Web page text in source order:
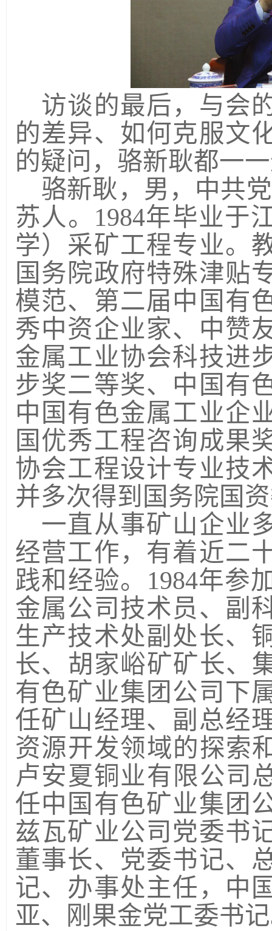
访谈的最后，与会
的差异、如何克服文
的疑问，骆新耿都一
骆新耿，男，中共
苏人。1984年毕业于
学）采矿工程专业。
国务院政府特殊津贴
模范、第二届中国有
秀中资企业家、中赞
金属工业协会科技进
步奖二等奖、中国有
中国有色金属工业企
国优秀工程咨询成果
协会工程设计专业技
并多次得到国务院国
一直从事矿山企业
经营工作，有着近二
践和经验。 1984年参
金属公司技术员、副
生产技术处副处长、
长、胡家峪矿矿长、
有色矿业集团公司下
任矿山经理、副总经
资源开发领域的探索
卢安夏铜业有限公司
任中国有色矿业集团
兹瓦矿业公司党委书
董事长、党委书记、
记、办事处主任，中
亚、刚果金党工委书